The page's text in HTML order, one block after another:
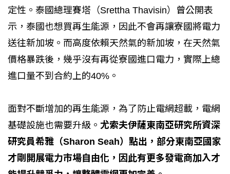
定性。泰國總理賽塔（Srettha Thavisin）曾公開表
示，泰國也想買再生能源，因此不會再讓寮國將電力
送往新加坡。而高度依賴天然氣的新加坡，在天然氣
價格暴跌後，幾乎沒有再從寮國進口電力，實際上總
進口量不到合約上的40%。
面對不斷增加的再生能源，為了防止電網超載，電網
基礎設施也需要升級。 尤索夫伊薩東南亞研究所資深
研究員希雅（Sharon Seah）點出，部分東南亞國家
才剛開展電力市場自由化，因此有更多發電商加入才